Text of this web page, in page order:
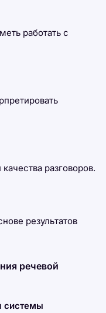
работать с
разговоров.
результатов
речевой
системы